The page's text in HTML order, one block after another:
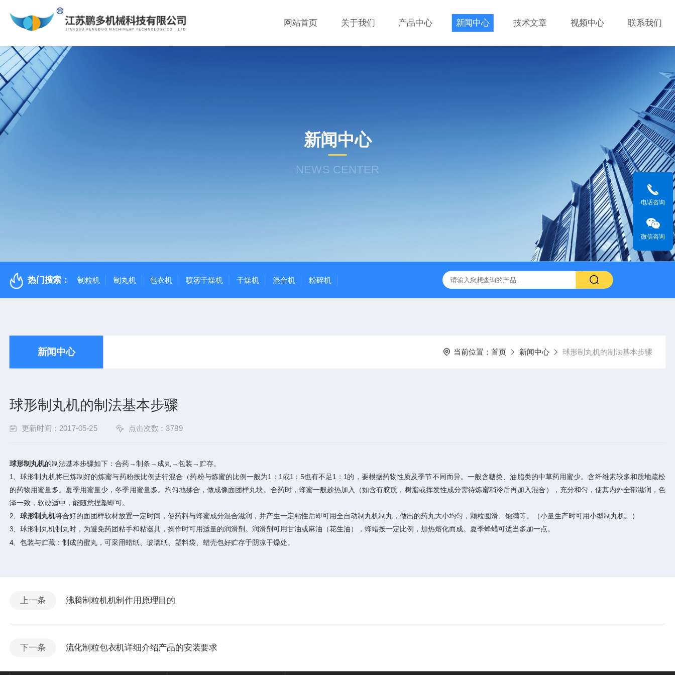
网站首页 关于我们 产品中心 新闻中心 技术文章 视频中心 联系我们
新闻中心
NEWS CENTER
热门搜索： 制粒机 制丸机 包衣机 喷雾干燥机 干燥机 混合机 粉碎机
新闻中心 当前位置：首页 新闻中心 球形制丸机的制法基本步骤
球形制丸机的制法基本步骤
更新时间：2017-05-25 点击次数：3789
球形制丸机的制法基本步骤如下：合药→制条→成丸→包装→贮存。
1、球形制丸机将已炼制好的炼蜜与药粉按比例进行混合（药粉与炼蜜的比例一般为1：1或1：5也有不足1：1的，要根据药物性质及季节不同而异。一般含糖类、油脂类的中草药用蜜少。含纤维素较多和质地疏松
的药物用蜜量多。夏季用蜜量少，冬季用蜜量多。均匀地揉合，做成像面团样丸块。合药时，蜂蜜一般趁热加入（如含有胶质，树脂或挥发性成分需待炼蜜稍冷后再加入混合），充分和匀，使其内外全部滋润，色
泽一致，软硬适中，能随意捏塑即可。
2、球形制丸机将合好的面团样软材放置一定时间，使药料与蜂蜜成分混合滋润，并产生一定粘性后即可用全自动制丸机制丸，做出的药丸大小均匀，颗粒圆滑、饱满等。（小量生产时可用小型制丸机。）
3、球形制丸机制丸时，为避免药团粘手和粘器具，操作时可用适量的润滑剂。润滑剂可用甘油或麻油（花生油），蜂蜡按一定比例，加热熔化而成。夏季蜂蜡可适当多加一点。
4、包装与贮藏：制成的蜜丸，可采用蜡纸、玻璃纸、塑料袋、蜡壳包好贮存于阴凉干燥处。
上一条 沸腾制粒机机制作用原理目的
下一条 流化制粒包衣机详细介绍产品的安装要求
电话咨询
微信咨询